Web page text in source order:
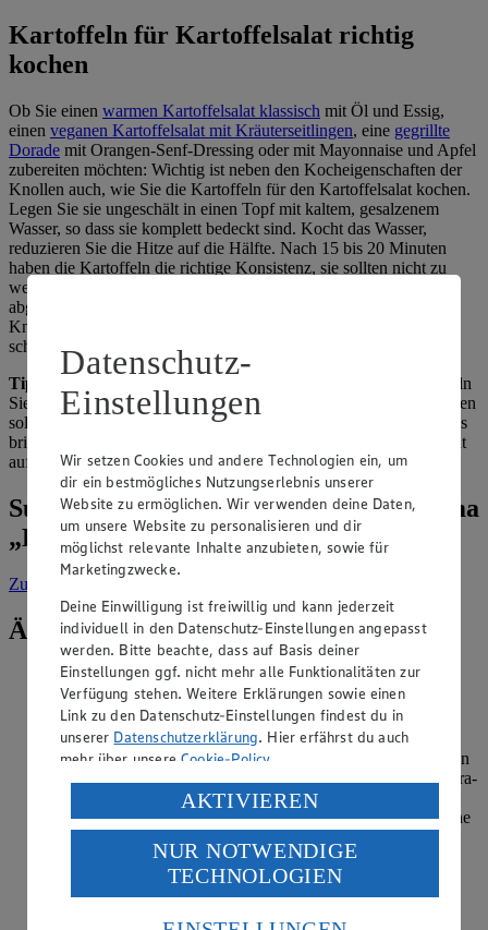
Kartoffeln für Kartoffelsalat richtig
kochen
Ob Sie einen warmen Kartoffelsalat klassisch mit Öl und Essig,
einen veganen Kartoffelsalat mit Kräuterseitlingen, eine gegrillte
Dorade mit Orangen-Senf-Dressing oder mit Mayonnaise und Apfel
zubereiten möchten: Wichtig ist neben den Kocheigenschaften der
Knollen auch, wie Sie die Kartoffeln für den Kartoffelsalat kochen.
Legen Sie sie ungeschält in einen Topf mit kaltem, gesalzenem
Wasser, so dass sie komplett bedeckt sind. Kocht das Wasser,
reduzieren Sie die Hitze auf die Hälfte. Nach 15 bis 20 Minuten
haben die Kartoffeln die richtige Konsistenz, sie sollten nicht zu
weich werden. Nach dem Kochen sollte man das Kochwasser
abgießen und die Kartoffeln leicht abkühlen lassen. Sobald die
Knollen handwarm sind, können Sie sie pellen und in Scheiben
schneiden.
Tipp:
Stehen Sie das nächste Mal vor der Frage, welche Kartoffeln
Sie für schwäbischen Kartoffelsalat oder andere Kreationen nehmen
sollen, dann greifen Sie doch mal zu roten oder blauen Sorten. Das
bringt Farbe in den Salat, sorgt für tolle Abwechslung – und macht
auf jedem Buffet richtig was her!
Suche weitere Tipps & Tricks zum Thema
„Kochen“
Zur Suche vorgefiltert nach Kategorie: Kochen
Ähnliche Inhalte
Wie macht man Pesto?
Kategorie:Kochen
Pesto ist eine mediterrane Paste, die gerne zu Nudelgerichten
gegessen wird. Auch als pikanter Brotaufstrich oder als Extra-
Würze bei Gerichten wie Pesto-Eiern ist sie beliebt. Es gibt
viele verschiedene Varianten, üblicherweise ist die Basis eine
Datenschutz-
Einstellungen
Wir setzen Cookies und andere Technologien ein, um
dir ein bestmögliches Nutzungserlebnis unserer
Website zu ermöglichen. Wir verwenden deine Daten,
um unsere Website zu personalisieren und dir
möglichst relevante Inhalte anzubieten, sowie für
Marketingzwecke.
Deine Einwilligung ist freiwillig und kann jederzeit
individuell in den Datenschutz-Einstellungen angepasst
werden. Bitte beachte, dass auf Basis deiner
Einstellungen ggf. nicht mehr alle Funktionalitäten zur
Verfügung stehen. Weitere Erklärungen sowie einen
Link zu den Datenschutz-Einstellungen findest du in
unserer Datenschutzerklärung. Hier erfährst du auch
mehr über unsereCookie-Policy.
Verarbeitung deiner personenbezogenen Daten in den
USA durch Facebook und YouTube:
Wenn du auf „Aktivieren“ klickst, willigst du im Sinne
des Art. 49 Abs. 1 Satz 1 lit. a) DSGVO ein, dass deine
Daten in den USA verarbeitet werden. Der EuGH sieht
die USA als Land mit einem nach europäischen
AKTIVIEREN
NUR NOTWENDIGE
TECHNOLOGIEN